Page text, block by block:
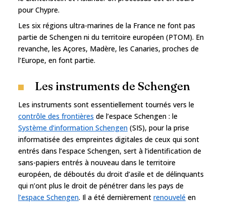
pour Chypre.
Les six régions ultra-marines de la France ne font pas
partie de Schengen ni du territoire européen (PTOM). En
revanche, les Açores, Madère, les Canaries, proches de
l’Europe, en font partie.
Les instruments de Schengen
Les instruments sont essentiellement tournés vers le
contrôle des frontières de l’espace Schengen : le
Système d’information Schengen (SIS), pour la prise
informatisée des empreintes digitales de ceux qui sont
entrés dans l’espace Schengen, sert à l’identification de
sans-papiers entrés à nouveau dans le territoire
européen, de déboutés du droit d’asile et de délinquants
qui n’ont plus le droit de pénétrer dans les pays de
l’espace Schengen. Il a été dernièrement renouvelé en